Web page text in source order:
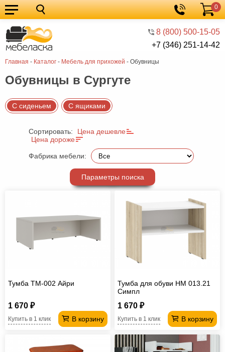
8 (800) 500-15-05
+7 (346) 251-14-42
Корзина
0
Главная - Каталог - Мебель для прихожей - Обувницы
Кухонные
гарнитуры
Мебель
для
кухни
Мебель
для
спальни
Кровати
Шкафы
Диваны
мебель
Детская
мебель
Мебель
мебель
Столы
компьютер
для
Мебель
Кресла-
Обувницы в Сургуте
С сиденьем С ящиками
Сортировать:
Цена дешевле
Цена дороже
Фабрика мебели:
Параметры поиска
Тумба ТМ-002 Айри
1 670 ₽
В корзину
Купить в 1 клик
Тумба для обуви НМ 013.21
Симпл
1 670 ₽
В корзину
Купить в 1 клик